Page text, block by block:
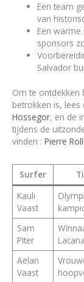
Een team
van
Een
sponsors
Salvador
Om te ontdekken
betrokken is, lees
Hossegor, en de
tijdens de
vinden : Pierre
Surfer
Kauli
Vaast
Sam
Piter
Aelan
Vaast